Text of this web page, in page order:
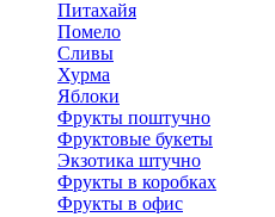
Питахайя
Помело
Сливы
Хурма
Яблоки
Фрукты поштучно
Фруктовые букеты
Экзотика штучно
Фрукты в коробках
Фрукты в офис